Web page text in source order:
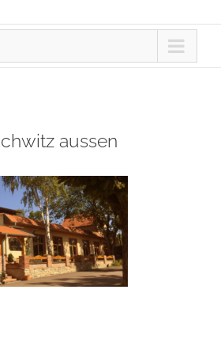
aussen